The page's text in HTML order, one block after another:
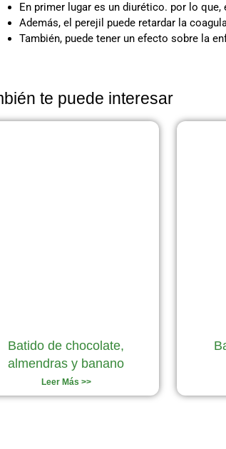
En primer lugar es un diurético. por lo
Además, el perejil puede retardar la
También, puede tener un efecto sobre la
te puede interesar
Batido de chocolate,
almendras y banano
Leer Más >>